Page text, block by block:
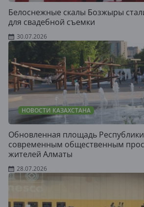
Белоснежные скалы Бозжыры
для свадебной съемки
30.07.2026
НОВОСТИ КАЗАХСТАНА
Обновленная площадь Республики
современным общественным
жителей Алматы
28.07.2026